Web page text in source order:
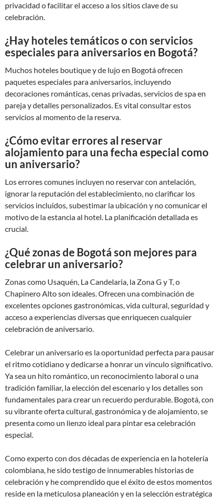
privacidad o facilitar el acceso a los sitios clave de su
celebración.
¿Hay hoteles temáticos o con servicios
especiales para aniversarios en Bogotá?
Muchos hoteles boutique y de lujo en Bogotá ofrecen
paquetes especiales para aniversarios, incluyendo
decoraciones románticas, cenas privadas, servicios de spa en
pareja y detalles personalizados. Es vital consultar estos
servicios al momento de la reserva.
¿Cómo evitar errores al reservar
alojamiento para una fecha especial como
un aniversario?
Los errores comunes incluyen no reservar con antelación,
ignorar la reputación del establecimiento, no clarificar los
servicios incluidos, subestimar la ubicación y no comunicar el
motivo de la estancia al hotel. La planificación detallada es
crucial.
¿Qué zonas de Bogotá son mejores para
celebrar un aniversario?
Zonas como Usaquén, La Candelaria, la Zona G y T, o
Chapinero Alto son ideales. Ofrecen una combinación de
excelentes opciones gastronómicas, vida cultural, seguridad y
acceso a experiencias diversas que enriquecen cualquier
celebración de aniversario.
Celebrar un aniversario es la oportunidad perfecta para pausar
el ritmo cotidiano y dedicarse a honrar un vínculo significativo.
Ya sea un hito romántico, un reconocimiento laboral o una
tradición familiar, la elección del escenario y los detalles son
fundamentales para crear un recuerdo perdurable. Bogotá, con
su vibrante oferta cultural, gastronómica y de alojamiento, se
presenta como un lienzo ideal para pintar esa celebración
especial.
Como experto con dos décadas de experiencia en la hotelería
colombiana, he sido testigo de innumerables historias de
celebración y he comprendido que el éxito de estos momentos
reside en la meticulosa planeación y en la selección estratégica